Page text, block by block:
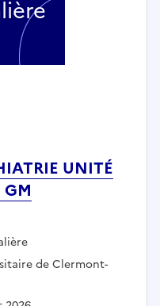
UNITÉ
GM
de Clermont-